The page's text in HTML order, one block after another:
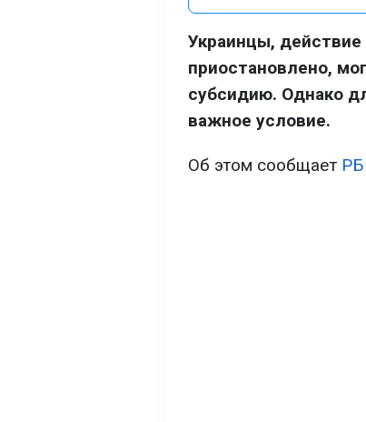
Украинцы,
приостановлено,
субсидию. Однако
важное условие.
Об этом сообщает